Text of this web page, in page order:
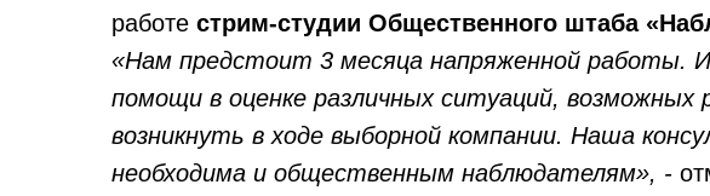
работе стрим-студии Общественного штаба
«Нам предстоит 3 месяца напряженной работы.
помощи в оценке различных ситуаций, возможных
возникнуть в ходе выборной компании. Наша
необходима и общественным наблюдателям», -